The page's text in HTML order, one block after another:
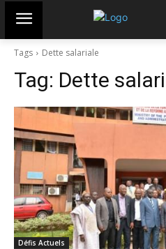
Tags Dette salariale
Tag: Dette
Défis Actuels